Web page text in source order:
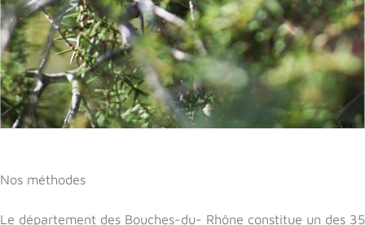
Nos méthodes
Le département des Bouches-du- Rhône constitue un des 35